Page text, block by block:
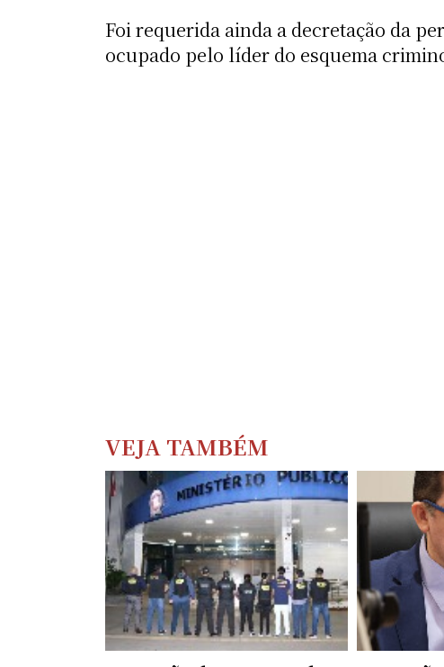
Foi requerida ainda a decretação da
ocupado pelo líder do esquema
VEJA TAMBÉM